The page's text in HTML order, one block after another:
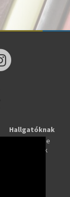
Hallgatóknak
Tanulj online
Képzések